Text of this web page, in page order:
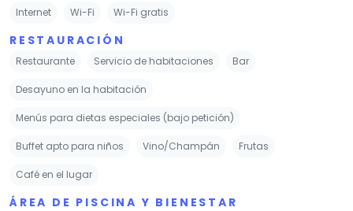
Internet Wi-Fi Wi-Fi gratis
RESTAURACIÓN
Restaurante Servicio de habitaciones Bar
Desayuno en la habitación
Menús para dietas especiales (bajo petición)
Buffet apto para niños Vino/Champán Frutas
Café en el lugar
ÁREA DE PISCINA Y BIENESTAR